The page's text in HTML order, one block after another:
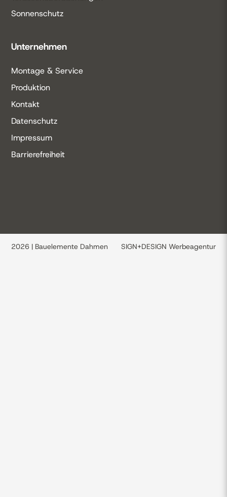
Sonnenschutz
Unternehmen
Montage & Service
Produktion
Kontakt
Datenschutz
Impressum
Barrierefreiheit
2026 | Bauelemente Dahmen SIGN+DESIGN Werbeagentur